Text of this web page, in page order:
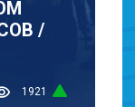
/
1921